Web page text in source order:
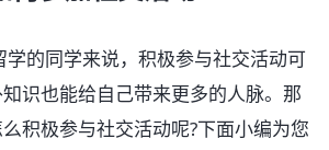
同学来说，积极参与社交活动可
识也能给自己带来更多的人脉。那
积极参与社交活动呢?下面小编为您